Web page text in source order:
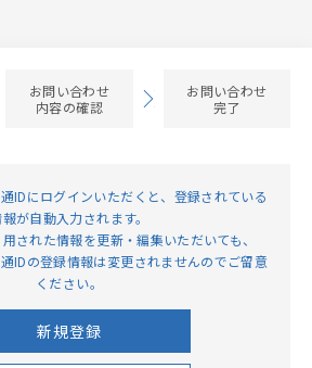
お問い合わせ
内容の確認
お問い合わせ
完了
IDにログインいただくと、登録されている
が⾃動⼊⼒されます。
された情報を更新・編集いただいても、
通IDの登録情報は変更されませんのでご留意
ください。
新規登録